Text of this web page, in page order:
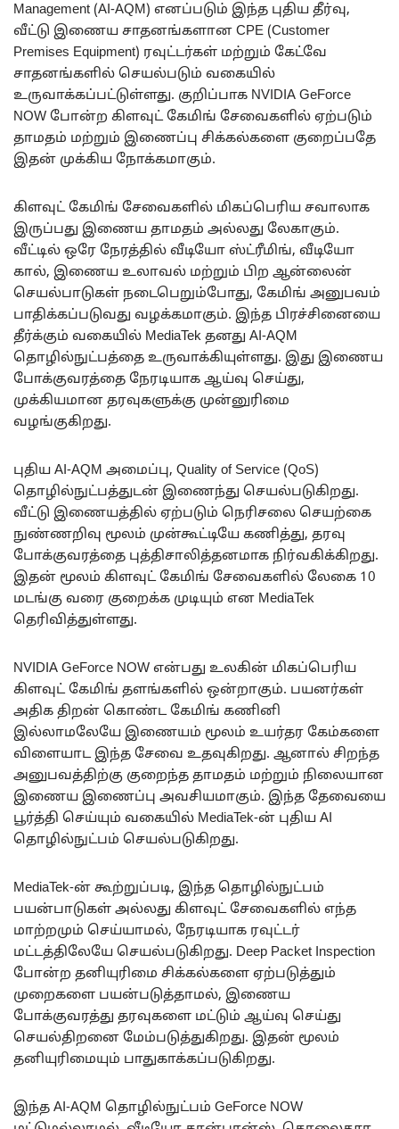
Management (AI-AQM) எனப்படும் இந்த புதிய தீர்வு,
வீட்டு இணைய சாதனங்களான CPE (Customer
Premises Equipment) ரவுட்டர்கள் மற்றும் கேட்வே
சாதனங்களில் செயல்படும் வகையில்
உருவாக்கப்பட்டுள்ளது. குறிப்பாக NVIDIA GeForce
NOW போன்ற கிளவுட் கேமிங் சேவைகளில் ஏற்படும்
தாமதம் மற்றும் இணைப்பு சிக்கல்களை குறைப்பதே
இதன் முக்கிய நோக்கமாகும்.
கிளவுட் கேமிங் சேவைகளில் மிகப்பெரிய சவாலாக
இருப்பது இணைய தாமதம் அல்லது லேகாகும்.
வீட்டில் ஒரே நேரத்தில் வீடியோ ஸ்ட்ரீமிங், வீடியோ
கால், இணைய உலாவல் மற்றும் பிற ஆன்லைன்
செயல்பாடுகள் நடைபெறும்போது, கேமிங் அனுபவம்
பாதிக்கப்படுவது வழக்கமாகும். இந்த பிரச்சினையை
தீர்க்கும் வகையில் MediaTek தனது AI-AQM
தொழில்நுட்பத்தை உருவாக்கியுள்ளது. இது இணைய
போக்குவரத்தை நேரடியாக ஆய்வு செய்து,
முக்கியமான தரவுகளுக்கு முன்னுரிமை
வழங்குகிறது.
புதிய AI-AQM அமைப்பு, Quality of Service (QoS)
தொழில்நுட்பத்துடன் இணைந்து செயல்படுகிறது.
வீட்டு இணையத்தில் ஏற்படும் நெரிசலை செயற்கை
நுண்ணறிவு மூலம் முன்கூட்டியே கணித்து, தரவு
போக்குவரத்தை புத்திசாலித்தனமாக நிர்வகிக்கிறது.
இதன் மூலம் கிளவுட் கேமிங் சேவைகளில் லேகை 10
மடங்கு வரை குறைக்க முடியும் என MediaTek
தெரிவித்துள்ளது.
NVIDIA GeForce NOW என்பது உலகின் மிகப்பெரிய
கிளவுட் கேமிங் தளங்களில் ஒன்றாகும். பயனர்கள்
அதிக திறன் கொண்ட கேமிங் கணினி
இல்லாமலேயே இணையம் மூலம் உயர்தர கேம்களை
விளையாட இந்த சேவை உதவுகிறது. ஆனால் சிறந்த
அனுபவத்திற்கு குறைந்த தாமதம் மற்றும் நிலையான
இணைய இணைப்பு அவசியமாகும். இந்த தேவையை
பூர்த்தி செய்யும் வகையில் MediaTek-ன் புதிய AI
தொழில்நுட்பம் செயல்படுகிறது.
MediaTek-ன் கூற்றுப்படி, இந்த தொழில்நுட்பம்
பயன்பாடுகள் அல்லது கிளவுட் சேவைகளில் எந்த
மாற்றமும் செய்யாமல், நேரடியாக ரவுட்டர்
மட்டத்திலேயே செயல்படுகிறது. Deep Packet Inspection
போன்ற தனியுரிமை சிக்கல்களை ஏற்படுத்தும்
முறைகளை பயன்படுத்தாமல், இணைய
போக்குவரத்து தரவுகளை மட்டும் ஆய்வு செய்து
செயல்திறனை மேம்படுத்துகிறது. இதன் மூலம்
தனியுரிமையும் பாதுகாக்கப்படுகிறது.
இந்த AI-AQM தொழில்நுட்பம் GeForce NOW